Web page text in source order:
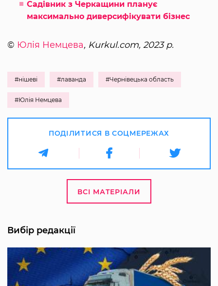
Садівник з Черкащини планує
максимально диверсифікувати бізнес
© Юлія Немцева, Kurkul.com, 2023 р.
#нішеві #лаванда #Чернівецька область
#Юлія Немцева
ПОДІЛИТИСЯ В СОЦМЕРЕЖАХ
ВСІ МАТЕРІАЛИ
Вибір редакції